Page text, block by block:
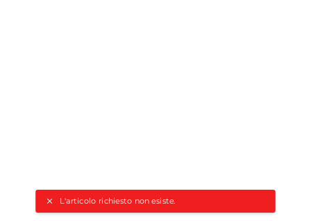
L'articolo richiesto non esiste.